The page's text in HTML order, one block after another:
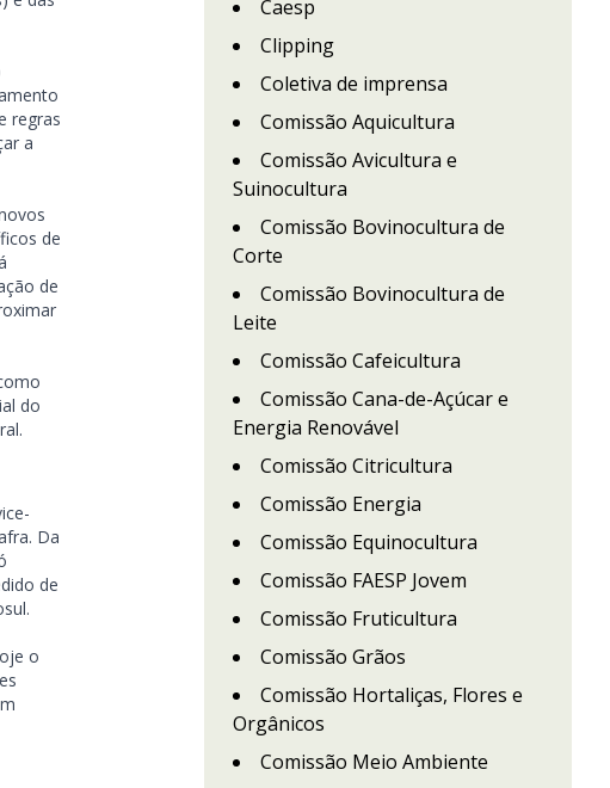
regras
a
de
de
do
Da
de
o
Caesp
Clipping
Coletiva de imprensa
Comissão Aquicultura
Comissão Avicultura e
Suinocultura
Comissão Bovinocultura de
Corte
Comissão Bovinocultura de
Leite
Comissão Cafeicultura
Comissão Cana-de-Açúcar e
Energia Renovável
Comissão Citricultura
Comissão Energia
Comissão Equinocultura
Comissão FAESP Jovem
Comissão Fruticultura
Comissão Grãos
Comissão Hortaliças, Flores e
Orgânicos
Comissão Meio Ambiente